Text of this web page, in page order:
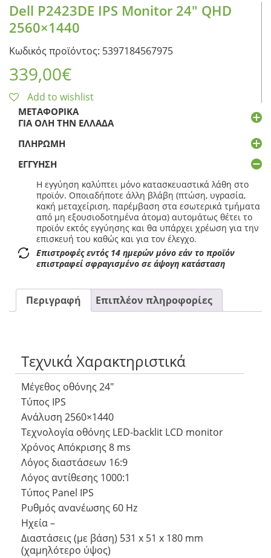
Dell P2423DE IPS Monitor 24″ QHD
2560×1440
Κωδικός προϊόντος: 5397184567975
339,00€
Add to wishlist
ΜΕΤΑΦΟΡΙΚΆ
ΓΙΑ ΌΛΗ ΤΗΝ ΕΛΛΆΔΑ
ΠΛΗΡΩΜΉ
ΕΓΓΎΗΣΗ
Η εγγύηση καλύπτει μόνο κατασκευαστικά λάθη στο
προϊόν. Οποιαδήποτε άλλη βλάβη (πτώση, υγρασία,
κακή μεταχείριση, παρέμβαση στα εσωτερικά τμήματα
από μη εξουσιοδοτημένα άτομα) αυτομάτως θέτει το
προϊόν εκτός εγγύησης και θα υπάρχει χρέωση για την
επισκευή του καθώς και για τον έλεγχο.
Επιστροφές εντός 14 ημερών μόνο εάν το προϊόν
επιστραφεί σφραγισμένο σε άψογη κατάσταση
Περιγραφή Επιπλέον πληροφορίες
Τεχνικά Χαρακτηριστικά
Μέγεθος οθόνης 24″
Τύπος IPS
Ανάλυση 2560×1440
Τεχνολογία οθόνης LED-backlit LCD monitor
Χρόνος Απόκρισης 8 ms
Λόγος διαστάσεων 16:9
Λόγος αντίθεσης 1000:1
Τύπος Panel IPS
Ρυθμός ανανέωσης 60 Hz
Ηχεία –
Διαστάσεις (με βάση) 531 x 51 x 180 mm
(χαμηλότερο ύψος)